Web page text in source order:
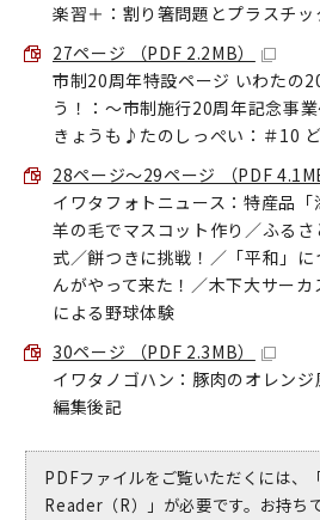
楽習＋：割り箸問題とプラスチッ
27ページ （PDF 2.2MB）
市制20周年特設ページ いわたの
う！：〜市制施行20周年記念事
きょうも♪たのしっぺい：＃10
28ページ～29ページ （PDF
イワタフォトニュース：特産品
羊の毛でマスコット作り／ふる
式／餅つきに挑戦！／「平和」
んがやって来た！／木下大サー
による野球体験
30ページ （PDF 2.3MB）
イワタノゴハン：豚肉のオレン
編集後記
PDFファイルをご覧いただくには、
Reader（R）」が必要です。お持ち